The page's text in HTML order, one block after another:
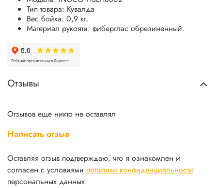
Тип товара: Кувалда
Вес бойка: 0,9 кг.
Материал рукояти: фиберглас обрезиненный.
Отзывы
Отзывов еще никто не оставлял
Написать отзыв
Оставляя отзыв подтверждаю, что я ознакомлен и
согласен с условиями политики конфиденциальности
персональных данных